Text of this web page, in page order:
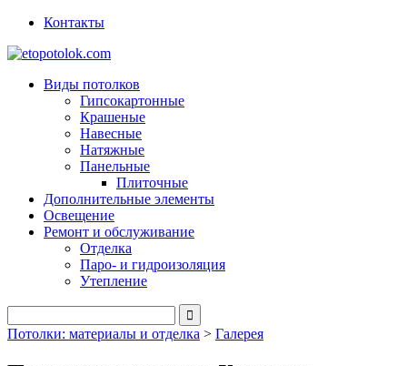
Контакты
Виды потолков
Гипсокартонные
Крашеные
Навесные
Натяжные
Панельные
Плиточные
Дополнительные элементы
Освещение
Ремонт и обслуживание
Отделка
Паро- и гидроизоляция
Утепление
Потолки: материалы и отделка > Галерея